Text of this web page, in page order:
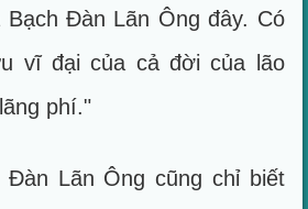
Bạch Đàn Lãn Ông đây. Có
vĩ đại của cả đời của lão
phí."
Đàn Lãn Ông cũng chỉ biết